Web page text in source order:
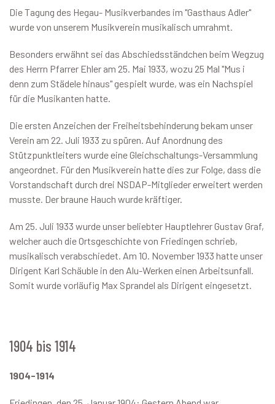
Die Tagung des Hegau- Musikverbandes im "Gasthaus Adler"
wurde von unserem Musikverein musikalisch umrahmt.
Besonders erwähnt sei das Abschiedsständchen beim Wegzug
des Herrn Pfarrer Ehler am 25. Mai 1933, wozu 25 Mal "Mus i
denn zum Städele hinaus" gespielt wurde, was ein Nachspiel
für die Musikanten hatte.
Die ersten Anzeichen der Freiheitsbehinderung bekam unser
Verein am 22. Juli 1933 zu spüren. Auf Anordnung des
Stützpunktleiters wurde eine Gleichschaltungs-Versammlung
angeordnet. Für den Musikverein hatte dies zur Folge, dass die
Vorstandschaft durch drei NSDAP-Mitglieder erweitert werden
musste. Der braune Hauch wurde kräftiger.
Am 25. Juli 1933 wurde unser beliebter Hauptlehrer Gustav Graf,
welcher auch die Ortsgeschichte von Friedingen schrieb,
musikalisch verabschiedet. Am 10. November 1933 hatte unser
Dirigent Karl Schäuble in den Alu-Werken einen Arbeitsunfall.
Somit wurde vorläufig Max Sprandel als Dirigent eingesetzt.
1904 bis 1914
1904-1914